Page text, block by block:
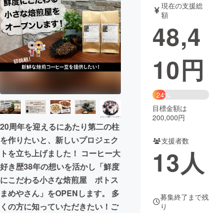
テクノロジー・ガジェット
映像・映画 書籍・雑誌
ビジネス・起業 チャレンジ
まちづくり・地域活性化
CAMPFIRE for Social Good
CAMPFIRE Creation
CAMPFIREふるさと納税machi-ya コミュニティ
20周年を迎えるにあたり第二の柱
を作りたいと、新しいプロジェク
トを立ち上げました！ コーヒー大
好き歴38年の想いを活かし「鮮度
にこだわる小さな焙煎屋 ポトス
まめやさん」をOPENします。 多
くの方に知っていただきたい！ご
現在の支援総
額
48,4
10円
24%
目標金額は
200,000円
支援者数
13人
募集終了まで残
り